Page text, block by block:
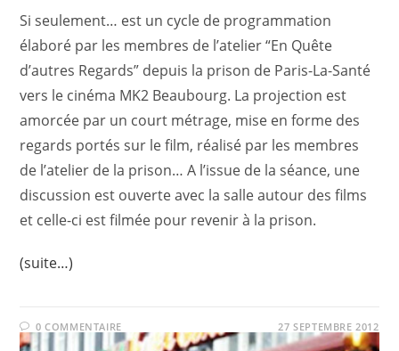
Si seulement… est un cycle de programmation
élaboré par les membres de l’atelier “En Quête
d’autres Regards” depuis la prison de Paris-La-Santé
vers le cinéma MK2 Beaubourg. La projection est
amorcée par un court métrage, mise en forme des
regards portés sur le film, réalisé par les membres
de l’atelier de la prison… A l’issue de la séance, une
discussion est ouverte avec la salle autour des films
et celle-ci est filmée pour revenir à la prison.
(suite…)
0 COMMENTAIRE 27 SEPTEMBRE 2012